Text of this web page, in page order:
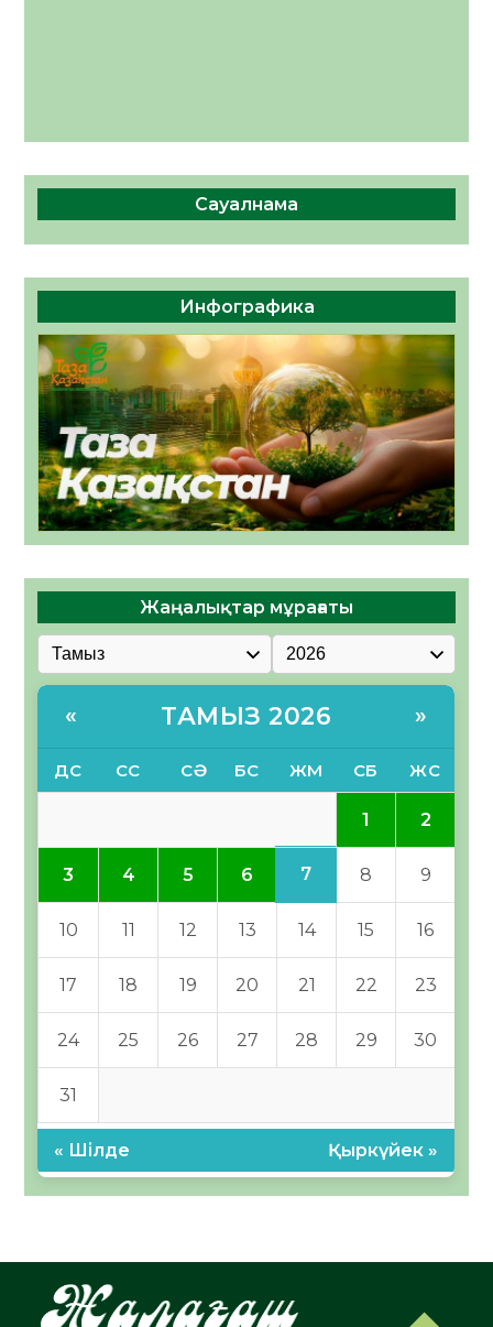
Сауалнама
Инфографика
Жаңалықтар мұрағаты
« ТАМЫЗ 2026 »
ДС СС СӘ БС ЖМ СБ ЖС
1 2
3 4 5 6 7 8 9
10 11 12 13 14 15 16
17 18 19 20 21 22 23
24 25 26 27 28 29 30
31
« Шілде Қыркүйек »